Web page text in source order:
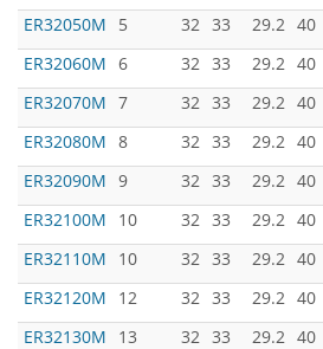
ER32050M
5 32 33 29.2 40
ER32060M 6 32 33 29.2 40
ER32070M 7 32 33 29.2 40
ER32080M 8 32 33 29.2 40
ER32090M 9 32 33 29.2 40
ER32100M
10 32 33 29.2 40
ER32110M
10 32 33 29.2 40
ER32120M
12 32 33 29.2 40
ER32130M
13 32 33 29.2 40